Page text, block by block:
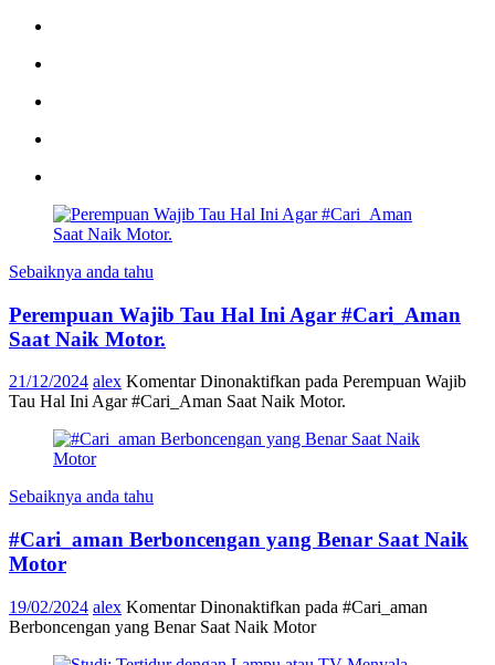
Sebaiknya anda tahu
Perempuan Wajib Tau Hal Ini Agar #Cari_Aman
Saat Naik Motor.
21/12/2024 alex Komentar Dinonaktifkan pada Perempuan Wajib
Tau Hal Ini Agar #Cari_Aman Saat Naik Motor.
Sebaiknya anda tahu
#Cari_aman Berboncengan yang Benar Saat Naik
Motor
19/02/2024 alex Komentar Dinonaktifkan pada #Cari_aman
Berboncengan yang Benar Saat Naik Motor